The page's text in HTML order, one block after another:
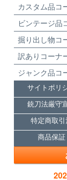
カスタム品コ
ビンテージ品
掘り出し物コ
訳ありコーナ
ジャンク品コ
サイトポリ
銃刀法厳守
特定商取
商品保証